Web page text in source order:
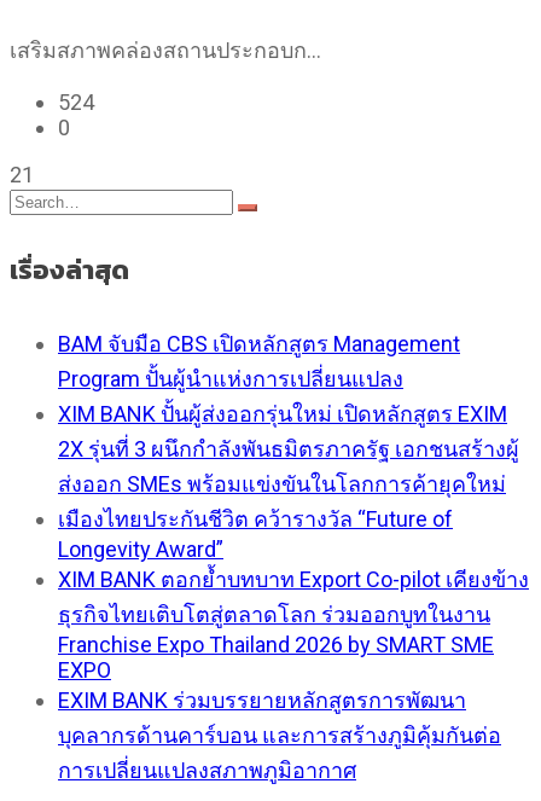
เสริมสภาพคล่องสถานประกอบก…
524
0
21
เรื่องล่าสุด
BAM จับมือ CBS เปิดหลักสูตร Management
Program ปั้นผู้นำแห่งการเปลี่ยนแปลง
XIM BANK ปั้นผู้ส่งออกรุ่นใหม่ เปิดหลักสูตร EXIM
2X รุ่นที่ 3 ผนึกกำลังพันธมิตรภาครัฐ เอกชนสร้างผู้
ส่งออก SMEs พร้อมแข่งขันในโลกการค้ายุคใหม่
เมืองไทยประกันชีวิต คว้ารางวัล “Future of
Longevity Award”
XIM BANK ตอกย้ำบทบาท Export Co-pilot เคียงข้าง
ธุรกิจไทยเติบโตสู่ตลาดโลก ร่วมออกบูทในงาน
Franchise Expo Thailand 2026 by SMART SME
EXPO
EXIM BANK ร่วมบรรยายหลักสูตรการพัฒนา
บุคลากรด้านคาร์บอน และการสร้างภูมิคุ้มกันต่อ
การเปลี่ยนแปลงสภาพภูมิอากาศ